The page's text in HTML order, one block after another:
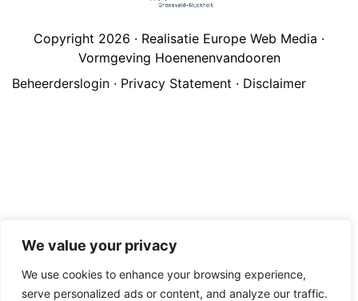
We value your privacy
We use cookies to enhance your browsing experience,
serve personalized ads or content, and analyze our traffic.
Copyright 2026 · Realisatie Europe Web Media ·
Vormgeving Hoenenenvandooren
Beheerderslogin · Privacy Statement · Disclaimer